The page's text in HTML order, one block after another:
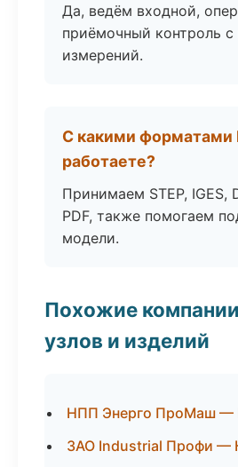
Да, ведём входной,
приёмочный контроль
измерений.
С какими форматами
работаете?
Принимаем STEP, IGES,
PDF, также помогаем
модели.
Похожие
узлов и изделий
НПП Энерго ПроМаш —
ЗАО Industrial Профи —